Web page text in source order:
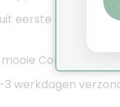
eerste gehalte
Cobaja
werkdagen